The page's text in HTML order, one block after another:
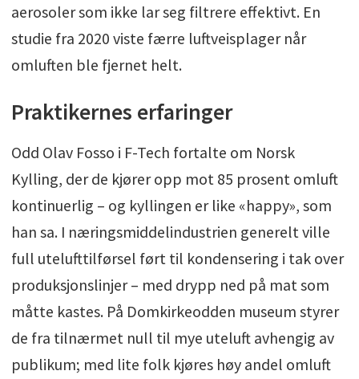
aerosoler som ikke lar seg filtrere effektivt. En
studie fra 2020 viste færre luftveisplager når
omluften ble fjernet helt.
Praktikernes erfaringer
Odd Olav Fosso i F-Tech fortalte om Norsk
Kylling, der de kjører opp mot 85 prosent omluft
kontinuerlig – og kyllingen er like «happy», som
han sa. I næringsmiddelindustrien generelt ville
full utelufttilførsel ført til kondensering i tak over
produksjonslinjer – med drypp ned på mat som
måtte kastes. På Domkirkeodden museum styrer
de fra tilnærmet null til mye uteluft avhengig av
publikum; med lite folk kjøres høy andel omluft